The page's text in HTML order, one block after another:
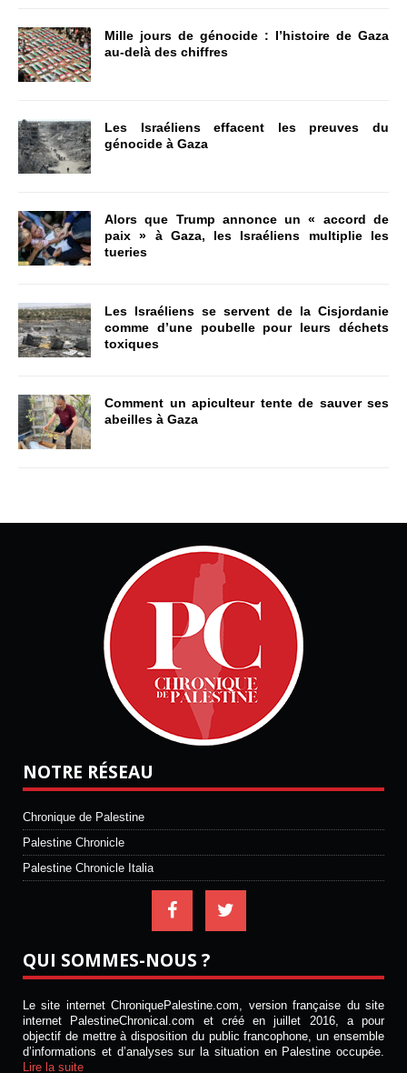
Mille jours de génocide : l’histoire de Gaza
au-delà des chiffres
Les Israéliens effacent les preuves du
génocide à Gaza
Alors que Trump annonce un « accord de
paix » à Gaza, les Israéliens multiplie les
tueries
Les Israéliens se servent de la Cisjordanie
comme d’une poubelle pour leurs déchets
toxiques
Comment un apiculteur tente de sauver ses
abeilles à Gaza
NOTRE RÉSEAU
Chronique de Palestine
Palestine Chronicle
Palestine Chronicle Italia
QUI SOMMES-NOUS ?
Le site internet ChroniquePalestine.com, version française du site
internet PalestineChronical.com et créé en juillet 2016, a pour
objectif de mettre à disposition du public francophone, un ensemble
d’informations et d’analyses sur la situation en Palestine occupée.
Lire la suite